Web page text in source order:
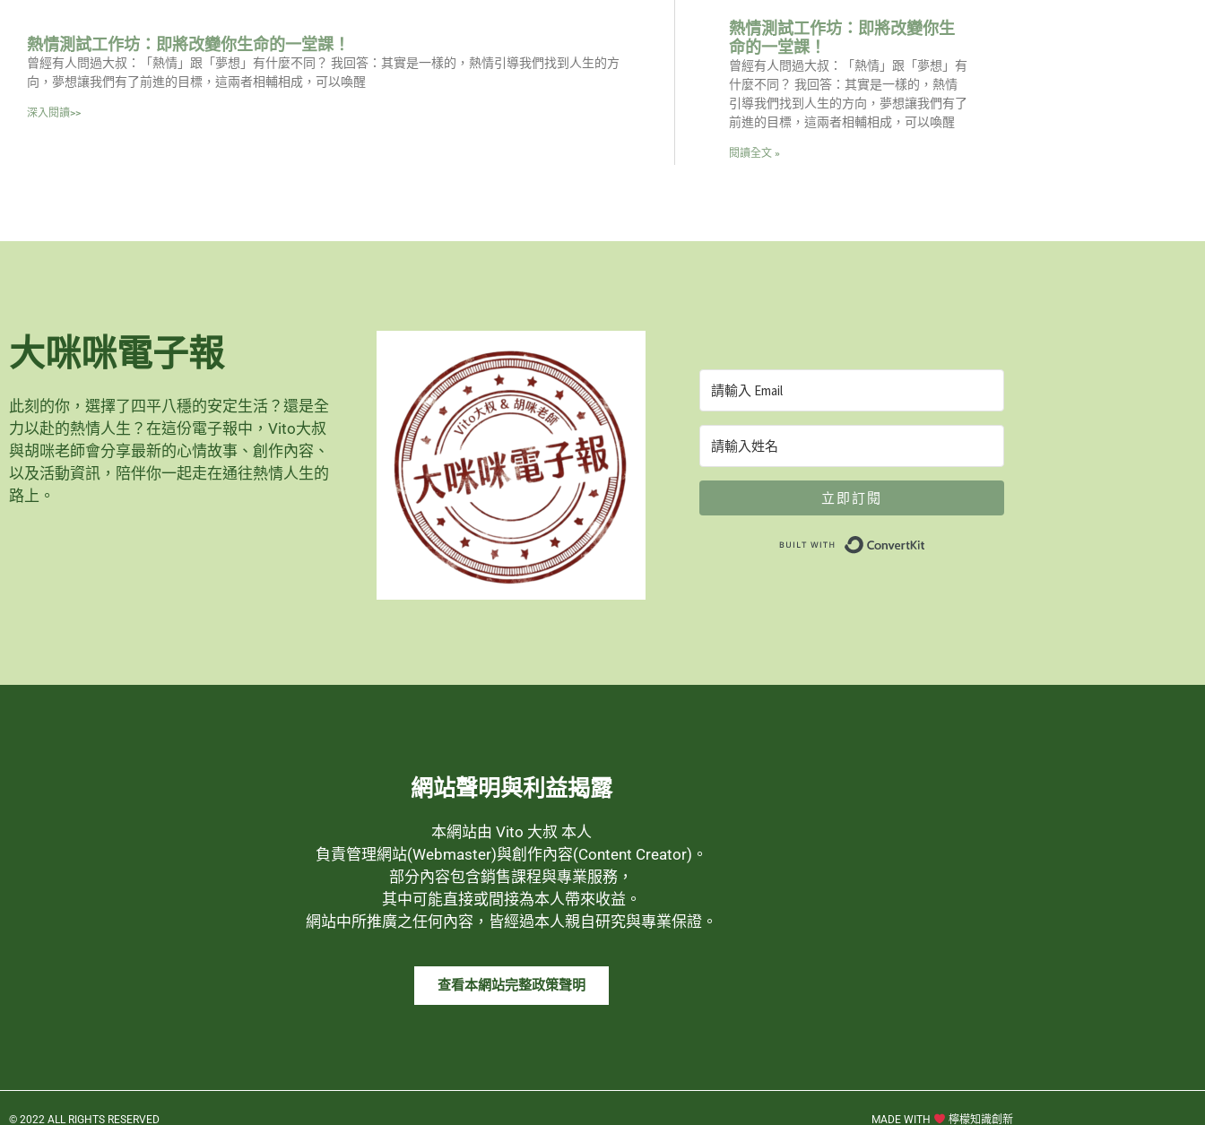
熱情測試工作坊：即將改變你生命的一堂課！
曾經有人問過大叔：「熱情」跟「夢想」有什麼不同？ 我回答：其實是一樣的，熱情引導我們找到人生的方
向，夢想讓我們有了前進的目標，這兩者相輔相成，可以喚醒
深入閱讀>>
熱情測試工作坊：即將改變你生
命的一堂課！
曾經有人問過大叔：「熱情」跟「夢想」有
什麼不同？ 我回答：其實是一樣的，熱情
引導我們找到人生的方向，夢想讓我們有了
前進的目標，這兩者相輔相成，可以喚醒
閱讀全文 »
大咪咪電子報
此刻的你，選擇了四平八穩的安定生活？還是全
力以赴的熱情人生？在這份電子報中，Vito大叔
與胡咪老師會分享最新的心情故事、創作內容、
以及活動資訊，陪伴你一起走在通往熱情人生的
路上。
立即訂閱
網站聲明與利益揭露
本網站由 Vito 大叔 本人
負責管理網站(Webmaster)與創作內容(Content Creator)。
部分內容包含銷售課程與專業服務，
其中可能直接或間接為本人帶來收益。
網站中所推廣之任何內容，皆經過本人親自研究與專業保證。
查看本網站完整政策聲明
© 2022 ALL RIGHTS RESERVED​ MADE WITH 檸檬知識創新